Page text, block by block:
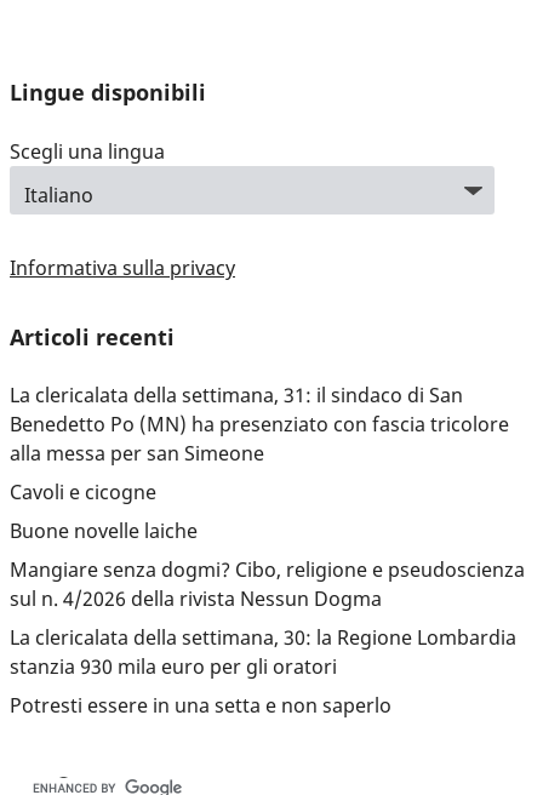
Lingue disponibili
Scegli una lingua
Informativa sulla privacy
Articoli recenti
La clericalata della settimana, 31: il sindaco di San
Benedetto Po (MN) ha presenziato con fascia tricolore
alla messa per san Simeone
Cavoli e cicogne
Buone novelle laiche
Mangiare senza dogmi? Cibo, religione e pseudoscienza
sul n. 4/2026 della rivista Nessun Dogma
La clericalata della settimana, 30: la Regione Lombardia
stanzia 930 mila euro per gli oratori
Potresti essere in una setta e non saperlo